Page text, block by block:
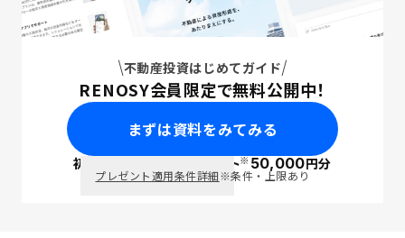
不動産投資はじめてガイド
RENOSY会員限定で無料公開中！
まずは資料をみてみる
初回面談で ポイント※50,000円分
プレゼント適用条件詳細※条件・上限あり